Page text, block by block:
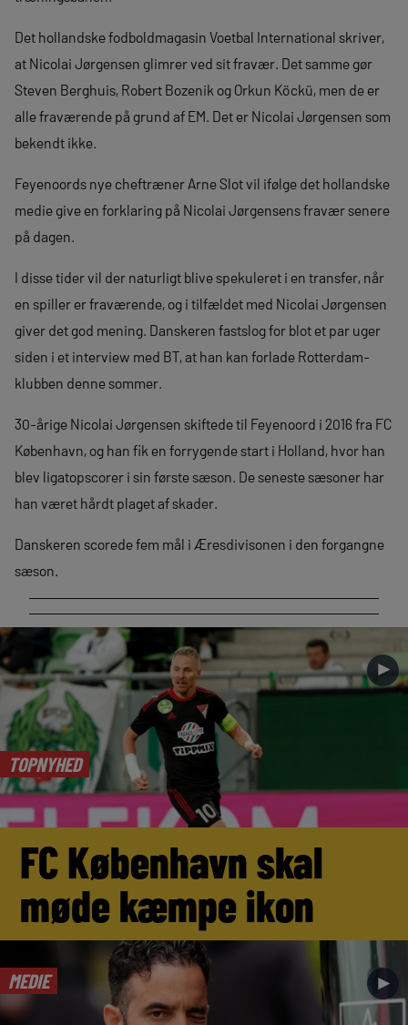
Det hollandske fodboldmagasin Voetbal International skriver,
at Nicolai Jørgensen glimrer ved sit fravær. Det samme gør
Steven Berghuis, Robert Bozenik og Orkun Köckü, men de er
alle fraværende på grund af EM. Det er Nicolai Jørgensen som
bekendt ikke.
Feyenoords nye cheftræner Arne Slot vil ifølge det hollandske
medie give en forklaring på Nicolai Jørgensens fravær senere
på dagen.
I disse tider vil der naturligt blive spekuleret i en transfer, når
en spiller er fraværende, og i tilfældet med Nicolai Jørgensen
giver det god mening. Danskeren fastslog for blot et par uger
siden i et interview med BT, at han kan forlade Rotterdam-
klubben denne sommer.
30-årige Nicolai Jørgensen skiftede til Feyenoord i 2016 fra FC
København, og han fik en forrygende start i Holland, hvor han
blev ligatopscorer i sin første sæson. De seneste sæsoner har
han været hårdt plaget af skader.
Danskeren scorede fem mål i Æresdivisonen i den forgangne
sæson.
TOPNYHED
►
FC København skal
møde kæmpe ikon
MEDIE ►